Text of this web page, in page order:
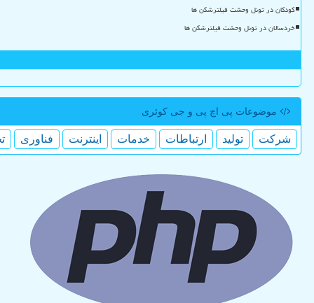
کودکان در تونل وحشت فیلترشکن ها
خردسالان در تونل وحشت فیلترشکن ها
موضوعات پی اچ پی و جی كوئری
شركت تولید ارتباطات خدمات اینترنت فناوری